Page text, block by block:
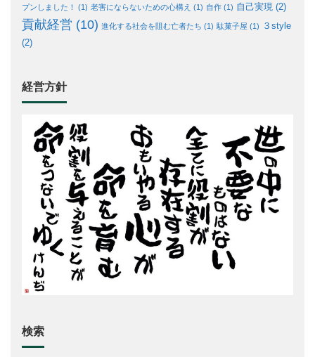
プンしました！
(1) 老害にならないための心構え (1) 自作 (1) 自己実現 (2)
貢献経営 (10) 進化する社会を阻む亡者たち (1) 駄菓子屋 (1)
３style
(2)
経営方針
検索